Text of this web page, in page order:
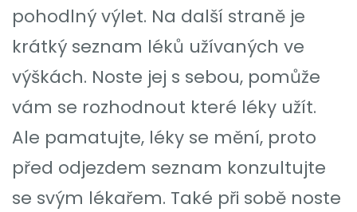
pohodlný výlet. Na další straně je
krátký seznam léků užívaných ve
výškách. Noste jej s sebou, pomůže
vám se rozhodnout které léky užít.
Ale pamatujte, léky se mění, proto
před odjezdem seznam konzultujte
se svým lékařem. Také při sobě noste